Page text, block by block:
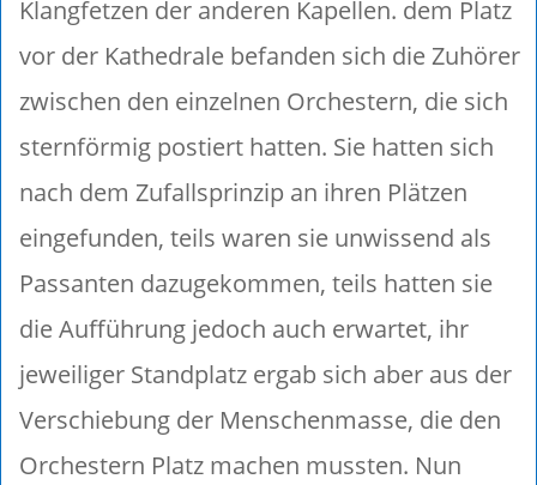
Klangfetzen der anderen Kapellen. dem Platz
vor der Kathedrale befanden sich die Zuhörer
zwischen den einzelnen Orchestern, die sich
sternförmig postiert hatten. Sie hatten sich
nach dem Zufallsprinzip an ihren Plätzen
eingefunden, teils waren sie unwissend als
Passanten dazugekommen, teils hatten sie
die Aufführung jedoch auch erwartet, ihr
jeweiliger Standplatz ergab sich aber aus der
Verschiebung der Menschenmasse, die den
Orchestern Platz machen mussten. Nun